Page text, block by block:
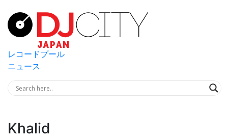
レコードプール
ニュース
Khalid